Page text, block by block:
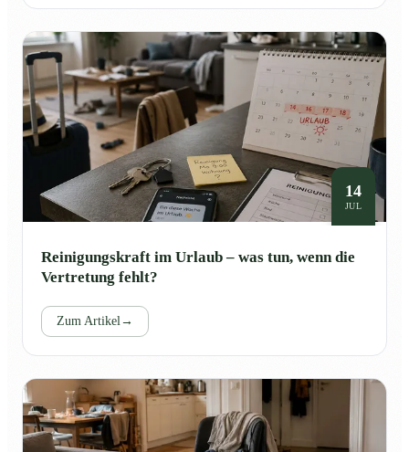
14
JUL
Reinigungskraft im Urlaub – was tun, wenn die
Vertretung fehlt?
Zum Artikel→